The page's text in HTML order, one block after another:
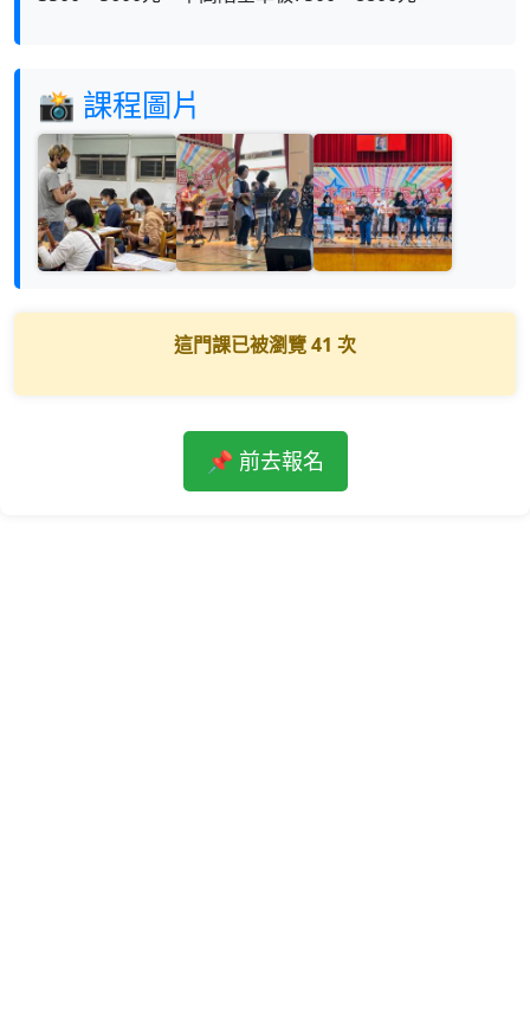
📸 課程圖片
這門課已被瀏覽41 次
📌 前去報名